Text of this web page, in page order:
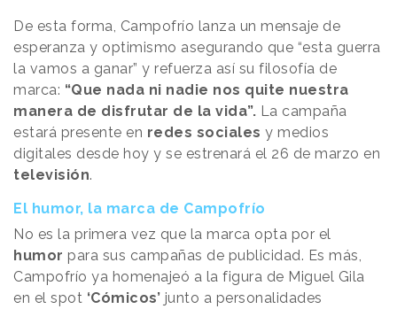
De esta forma, Campofrío lanza un mensaje de
esperanza y optimismo asegurando que “esta guerra
la vamos a ganar” y refuerza así su filosofía de
marca: “Que nada ni nadie nos quite nuestra
manera de disfrutar de la vida”. La campaña
estará presente en redes sociales y medios
digitales desde hoy y se estrenará el 26 de marzo en
televisión.
El humor, la marca de Campofrío
No es la primera vez que la marca opta por el
humor para sus campañas de publicidad. Es más,
Campofrío ya homenajeó a la figura de Miguel Gila
en el spot ‘Cómicos’ junto a personalidades